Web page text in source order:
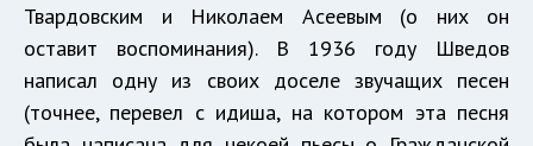
Твардовским и Николаем Асеевым (о них он
оставит воспоминания). В 1936 году Шведов
написал одну из своих доселе звучащих песен
(точнее, перевел с идиша, на котором эта песня